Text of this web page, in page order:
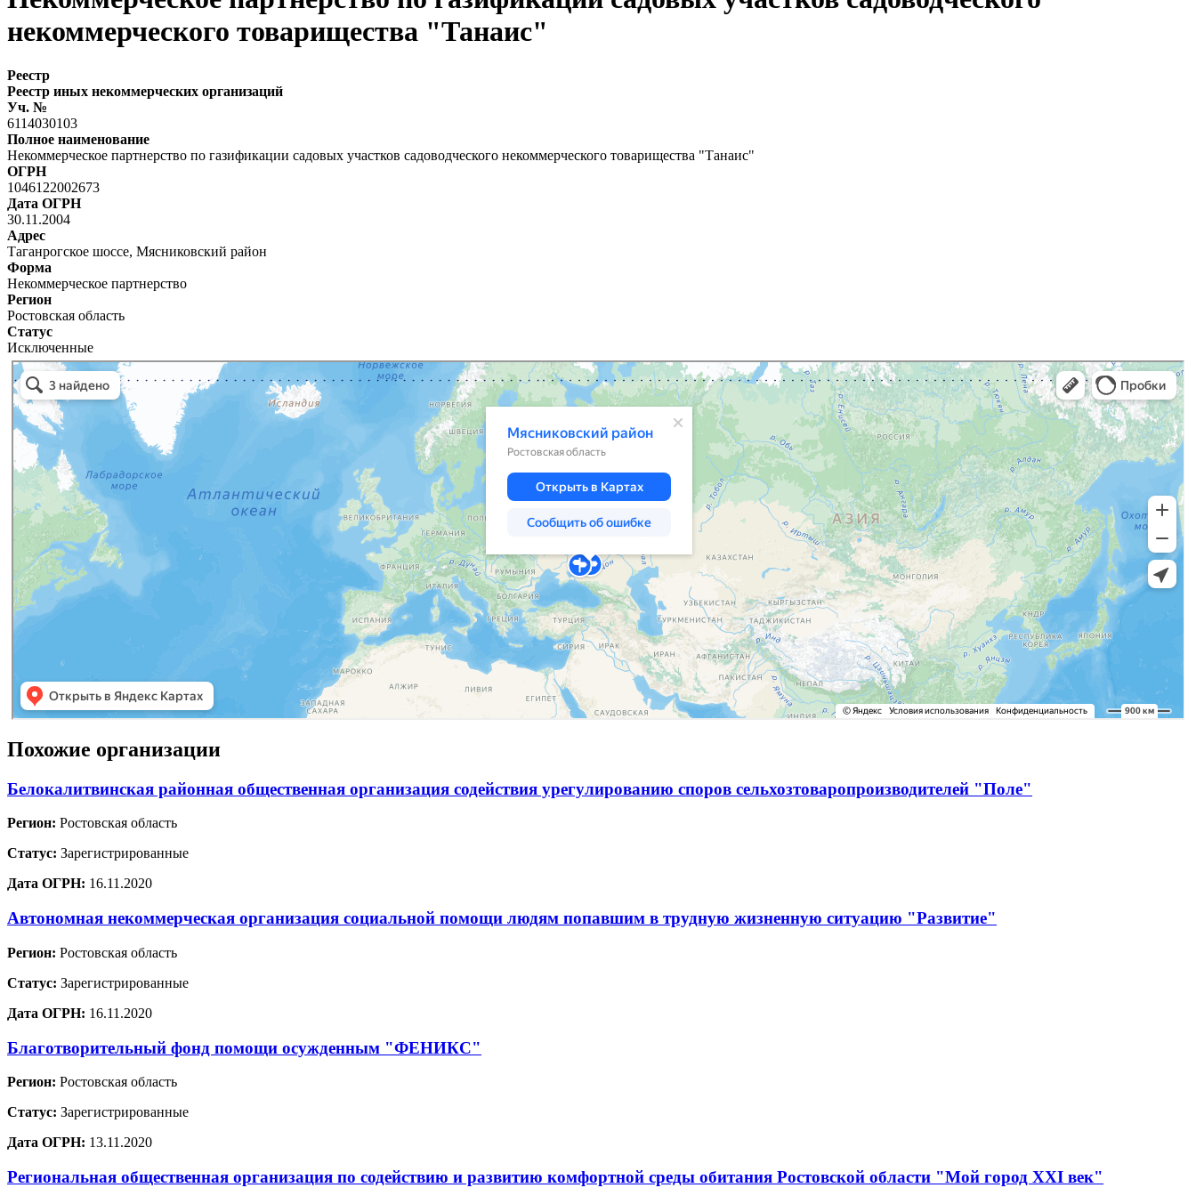
некоммерческого товарищества "Танаис"
Реестр
Реестр иных некоммерческих организаций
Уч. №
6114030103
Полное наименование
Некоммерческое партнерство по газификации садовых участков садоводческого некоммерческого товарищества "Танаис"
ОГРН
1046122002673
Дата ОГРН
30.11.2004
Адрес
Таганрогское шоссе, Мясниковский район
Форма
Некоммерческое партнерство
Регион
Ростовская область
Статус
Исключенные
Похожие организации
Белокалитвинская районная общественная организация содействия урегулированию споров сельхозтоваропроизводителей "Поле"
Регион: Ростовская область
Статус: Зарегистрированные
Дата ОГРН: 16.11.2020
Автономная некоммерческая организация социальной помощи людям попавшим в трудную жизненную ситуацию "Развитие"
Регион: Ростовская область
Статус: Зарегистрированные
Дата ОГРН: 16.11.2020
Благотворительный фонд помощи осужденным "ФЕНИКС"
Регион: Ростовская область
Статус: Зарегистрированные
Дата ОГРН: 13.11.2020
Региональная общественная организация по содействию и развитию комфортной среды обитания Ростовской области "Мой город XXI век"